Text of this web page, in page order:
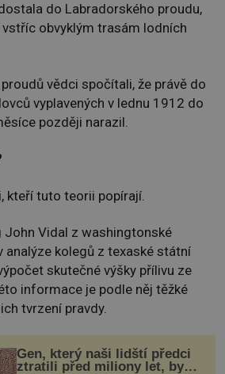
do Labradorského proudu,
obvyklým trasám lodních
vědci spočítali, že právě do
vyplavených v lednu 1912 do
později narazil.
kteří tuto teorii popírají.
Vidal z washingtonské
analýze kolegů z texaské státní
skutečné výšky přílivu ze
informace je podle něj těžké
tvrzení pravdy.
Gen, který naši lidští předci
ztratili před miliony let, by